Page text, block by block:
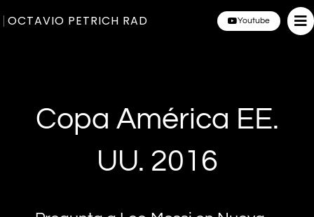
OCTAVIO PETRICH RAD Youtube
Copa América EE.
UU. 2016